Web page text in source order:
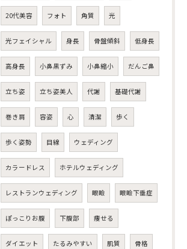
20代美容 フォト 角質 光
光フェイシャル 身長 骨盤傾斜 低身長
高身長 小鼻黒ずみ 小鼻縮小 だんご鼻
立ち姿 立ち姿美人 代謝 基礎代謝
巻き肩 容姿 心 清潔 歩く
歩く姿勢 目線 ウェディング
カラードレス ホテルウェディング
レストランウェディング 眼瞼 眼瞼下垂症
ぽっこりお腹 下腹部 痩せる
ダイエット たるみやすい 肌質 骨格